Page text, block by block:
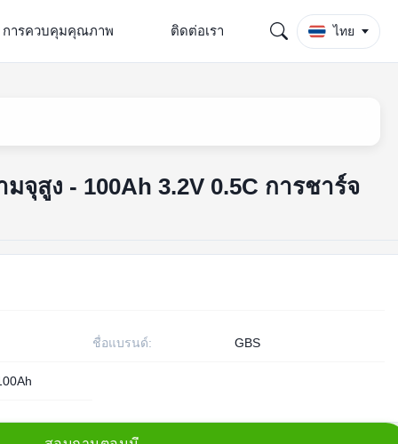
การควบคุมคุณภาพ ติดต่อเรา ไทย
จุสูง - 100Ah 3.2V 0.5C การชาร์จ
ชื่อแบรนด์: GBS